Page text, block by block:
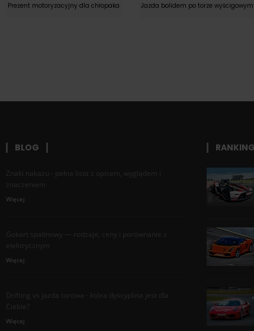
Prezent motoryzacyjny dla chłopaka Jazda bolidem po torze wyścigowym
BLOG
Znaki nakazu - pełna lista z opisem, wyglądem i
znaczeniem
Więcej
Gokart spalinowy — rodzaje, ceny i porównanie z
elektrycznym
Więcej
Drifting vs jazda torowa - która dyscyplina jest dla
Ciebie?
Więcej